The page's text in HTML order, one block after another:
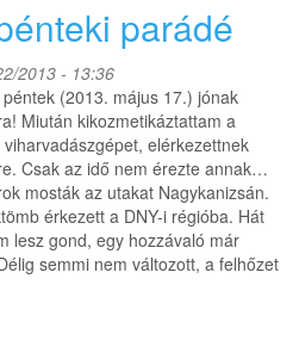
parádé
2013 - 13:36
(2013. május 17.) jónak
Miután kikozmetikáztattam a
elérkezettnek
Csak az idő nem érezte annak…
mosták az utakat Nagykanizsán.
érkezett a DNY-i régióba. Hát
lesz gond, egy hozzávaló már
semmi nem változott, a felhőzet